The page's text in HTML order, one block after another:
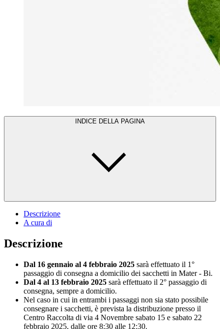
INDICE DELLA PAGINA
Descrizione
A cura di
Descrizione
Dal 16 gennaio al 4 febbraio 2025 sarà effettuato il 1°
passaggio di consegna a domicilio dei sacchetti in Mater - Bi.
Dal 4 al 13 febbraio 2025 sarà effettuato il 2° passaggio di
consegna, sempre a domicilio.
Nel caso in cui in entrambi i passaggi non sia stato possibile
consegnare i sacchetti, è prevista la distribuzione presso il
Centro Raccolta di via 4 Novembre sabato 15 e sabato 22
febbraio 2025, dalle ore 8:30 alle 12:30.